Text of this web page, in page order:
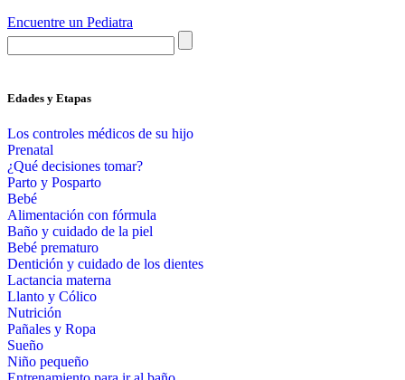
Encuentre un Pediatra
Edades y Etapas
Los controles médicos de su hijo
Prenatal
¿Qué decisiones tomar?
Parto y Posparto
Bebé
Alimentación con fórmula
Baño y cuidado de la piel
Bebé prematuro
Dentición y cuidado de los dientes
Lactancia materna
Llanto y Cólico
Nutrición
Pañales y Ropa
Sueño
Niño pequeño